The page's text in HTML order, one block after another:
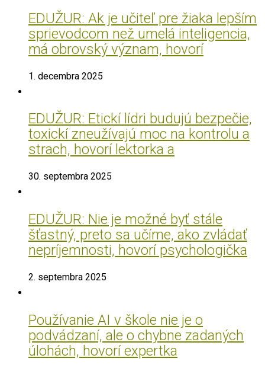
EDUŽUR: Ak je učiteľ pre žiaka lepším
sprievodcom než umelá inteligencia,
má obrovský význam, hovorí
1. decembra 2025
EDUŽUR: Etickí lídri budujú bezpečie,
toxickí zneužívajú moc na kontrolu a
strach, hovorí lektorka a
30. septembra 2025
EDUŽUR: Nie je možné byť stále
šťastný, preto sa učíme, ako zvládať
nepríjemnosti, hovorí psychologička
2. septembra 2025
Používanie AI v škole nie je o
podvádzaní, ale o chybne zadaných
úlohách, hovorí expertka